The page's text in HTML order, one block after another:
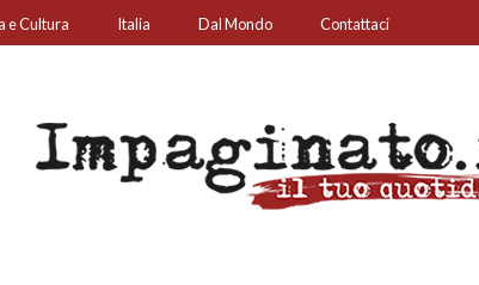
e Cultura Italia Dal Mondo Contattaci